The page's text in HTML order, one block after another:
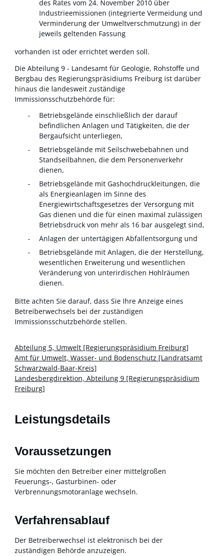
des Rates vom 24. November 2010 über
Industrieemissionen (integrierte Vermeidung und
Verminderung der Umweltverschmutzung) in der
jeweils geltenden Fassung
vorhanden ist oder errichtet werden soll.
Die Abteilung 9 - Landesamt für Geologie, Rohstoffe und
Bergbau des Regierungspräsidiums Freiburg ist darüber
hinaus die landesweit zuständige
Immissionsschutzbehörde für:
Betriebsgelände einschließlich der darauf
befindlichen Anlagen und Tätigkeiten, die der
Bergaufsicht unterliegen,
Betriebsgelände mit Seilschwebebahnen und
Standseilbahnen, die dem Personenverkehr
dienen,
Betriebsgelände mit Gashochdruckleitungen, die
als Energieanlagen im Sinne des
Energiewirtschaftsgesetzes der Versorgung mit
Gas dienen und die für einen maximal zulässigen
Betriebsdruck von mehr als 16 bar ausgelegt sind,
Anlagen der untertägigen Abfallentsorgung und
Betriebsgelände mit Anlagen, die der Herstellung,
wesentlichen Erweiterung und wesentlichen
Veränderung von unterirdischen Hohlräumen
dienen.
Bitte achten Sie darauf, dass Sie Ihre Anzeige eines
Betreiberwechsels bei der zuständigen
Immissionsschutzbehörde stellen.
Abteilung 5, Umwelt [Regierungspräsidium Freiburg]
Amt für Umwelt, Wasser- und Bodenschutz [Landratsamt
Schwarzwald-Baar-Kreis]
Landesbergdirektion, Abteilung 9 [Regierungspräsidium
Freiburg]
Leistungsdetails
Voraussetzungen
Sie möchten den Betreiber einer mittelgroßen
Feuerungs-, Gasturbinen- oder
Verbrennungsmotoranlage wechseln.
Verfahrensablauf
Der Betreiberwechsel ist elektronisch bei der
zuständigen Behörde anzuzeigen.